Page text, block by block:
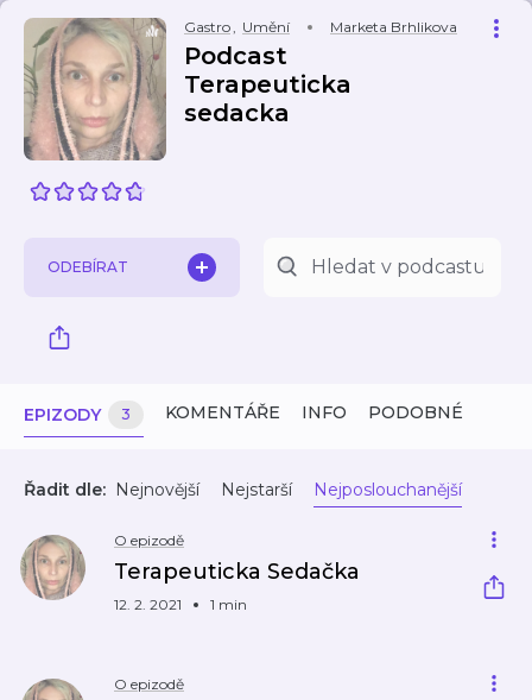
Gastro, Umění Marketa Brhlikova
Podcast
Terapeuticka
sedacka
ODEBÍRAT
EPIZODY 3 KOMENTÁŘE INFO PODOBNÉ
Řadit dle: Nejnovější Nejstarší Nejposlouchanější
O epizodě
Terapeuticka Sedačka
12. 2. 2021 1 min
O epizodě